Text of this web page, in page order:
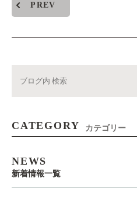
PREV
CATEGORY カテゴリー
NEWS
新着情報一覧